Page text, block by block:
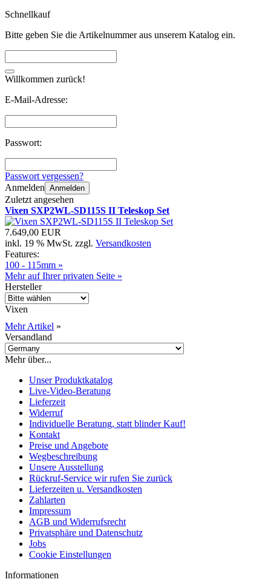
Schnellkauf
Bitte geben Sie die Artikelnummer aus unserem Katalog ein.
Willkommen zurück!
E-Mail-Adresse:
Passwort:
Passwort vergessen?
Anmelden Anmelden
Zuletzt angesehen
Vixen SXP2WL-SD115S II Teleskop Set
7.649,00 EUR
inkl. 19 % MwSt. zzgl. Versandkosten
Features:
100 - 115mm »
Mehr auf Ihrer privaten Seite »
Hersteller
Vixen
Mehr Artikel »
Versandland
Mehr über...
Unser Produktkatalog
Live-Video-Beratung
Lieferzeit
Widerruf
Individuelle Beratung, statt blinder Kauf!
Kontakt
Preise und Angebote
Wegbeschreibung
Unsere Ausstellung
Rückruf-Service wir rufen Sie zurück
Lieferzeiten u. Versandkosten
Zahlarten
Impressum
AGB und Widerrufsrecht
Privatsphäre und Datenschutz
Jobs
Cookie Einstellungen
Informationen